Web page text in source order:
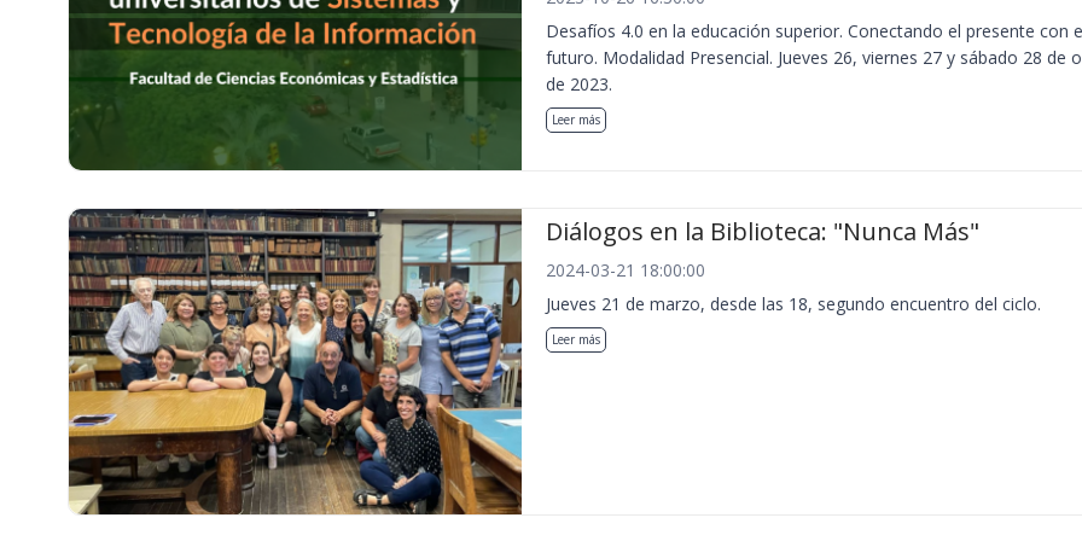
Desafíos 4.0 en la educación superior. Conectando el presente con
futuro. Modalidad Presencial. Jueves 26, viernes 27 y sábado 28 de
de 2023.
Leer más
Diálogos en la Biblioteca: "Nunca Más"
2024-03-21 18:00:00
Jueves 21 de marzo, desde las 18, segundo encuentro del ciclo.
Leer más